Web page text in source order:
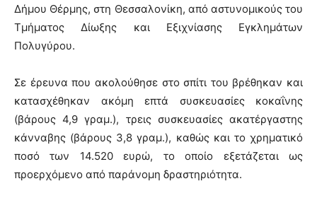
Δήμου Θέρμης, στη Θεσσαλονίκη, από αστυνομικούς του
Τμήματος Δίωξης και Εξιχνίασης Εγκλημάτων
Πολυγύρου.
Σε έρευνα που ακολούθησε στο σπίτι του βρέθηκαν και
κατασχέθηκαν ακόμη επτά συσκευασίες κοκαΐνης
(βάρους 4,9 γραμ.), τρεις συσκευασίες ακατέργαστης
κάνναβης (βάρους 3,8 γραμ.), καθώς και το χρηματικό
ποσό των 14.520 ευρώ, το οποίο εξετάζεται ως
προερχόμενο από παράνομη δραστηριότητα.